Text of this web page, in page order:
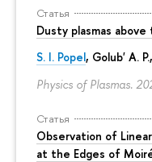
Статья
Dusty plasmas
S. I. Popel, Golub' A. P.,
Physics of Plasmas.
Статья
Observation of
at the Edges of